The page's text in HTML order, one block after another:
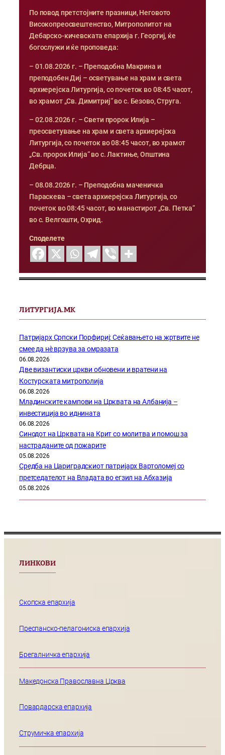
По повод претстојните празници, Неговото
Високопреосвештенство, Митрополитот на
Дебарско-кичевската епархија г. Георгиј, ќе
богослужи и ќе проповеда:
– 01.08.2026 г. – Преподобна Макрина и
преподобен Диј – осветување на храм и света
архиерејска Литургија, со почеток во 08:45 часот,
во храмот „Св. Димитриј“ во с. Безово, Струга.
– 02.08.2026 г. – Свети пророк Илија –
преосветување на храм и света архиерејска
Литургија, со почеток во 08:45 часот, во храмот
„Св. пророк Илија“ во с. Лактиње, Општина
Дебрца.
– 08.08.2026 г. – Преподобна маченичка
Параскева – света архиерејска Литургија, со
почеток во 08:45 часот, во манастирот „Св. Петка“
во с. Велгошти, Охрид.
Споделете
ЛИТУРГИЈА.МК
Патријарх Српски Порфириј: Сеќавањето на жртвите не
смее да нѐ врзува за омразата
06.08.2026
Две византиски цркви обновени и вратени на
Костурската митрополија
06.08.2026
Младинските кампови на Црквата на Албанија –
инвестиција во иднината
06.08.2026
Синодот на Црквата на Крит со молитва и помош за
настраданите од пожарите
05.08.2026
Средба на Цариградскиот патријарх Вартоломеј со
претседателот на Владата во егзил на Абхазија
05.08.2026
ЛИНКОВИ
Скопска епархија
Преспанско-пелагониска епархија
Брегалничка епархија
Македонска Православна Црква
Повардарска епархија
Струмичка епархија